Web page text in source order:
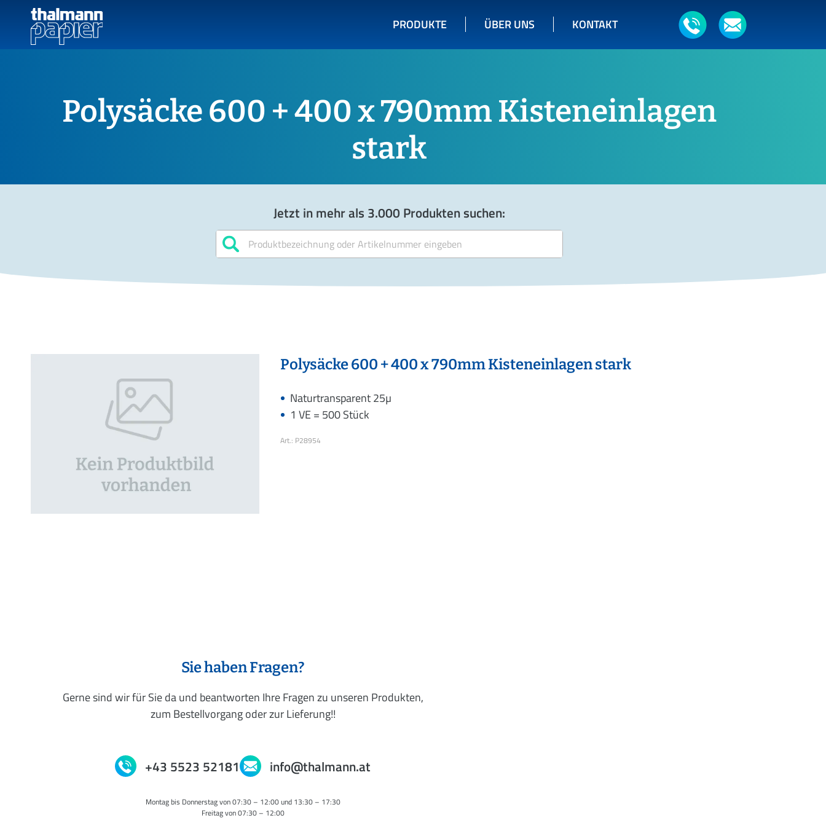
PRODUKTE ÜBER UNS KONTAKT
Polysäcke 600 + 400 x 790mm Kisteneinlagen
stark
Jetzt in mehr als 3.000 Produkten suchen:
Polysäcke 600 + 400 x 790mm Kisteneinlagen stark
Naturtransparent 25µ
1 VE = 500 Stück
Art.: P28954
Sie haben Fragen?
Gerne sind wir für Sie da und beantworten Ihre Fragen zu unseren Produkten,
zum Bestellvorgang oder zur Lieferung!!
+43 5523 52181 info@thalmann.at
Montag bis Donnerstag von 07:30 – 12:00 und 13:30 – 17:30
Freitag von 07:30 – 12:00